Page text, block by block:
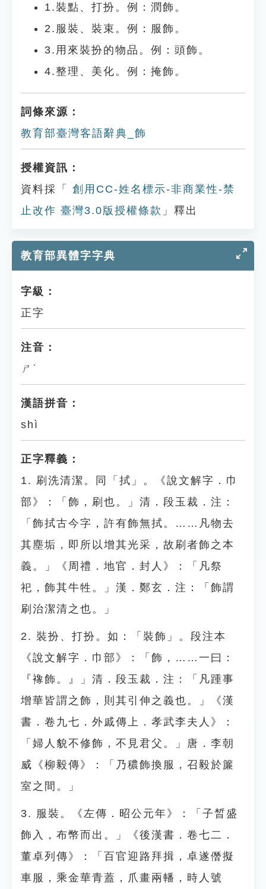
1.裝點、打扮。例：潤飾。
2.服裝、裝束。例：服飾。
3.用來裝扮的物品。例：頭飾。
4.整理、美化。例：掩飾。
詞條來源：
教育部臺灣客語辭典_飾
授權資訊：
資料採「
創用CC-姓名標示-非商業性-禁
止改作 臺灣3.0版授權條款 」釋出
教育部異體字字典
字級：
正字
注音：
ㄕˋ
漢語拼音：
shì
正字釋義：
1. 刷洗清潔。同「拭」。《說文解字．巾
部》：「飾，刷也。」清．段玉裁．注：
「飾拭古今字，許有飾無拭。……凡物去
其塵垢，即所以增其光采，故刷者飾之本
義。」《周禮．地官．封人》：「凡祭
祀，飾其牛牲。」漢．鄭玄．注：「飾謂
刷治潔清之也。」
2. 裝扮、打扮。如：「裝飾」。段注本
《說文解字．巾部》：「飾，……一曰：
『襐飾。』」清．段玉裁．注：「凡踵事
增華皆謂之飾，則其引伸之義也。」《漢
書．卷九七．外戚傳上．孝武李夫人》：
「婦人貌不修飾，不見君父。」唐．李朝
威《柳毅傳》：「乃穠飾換服，召毅於簾
室之間。」
3. 服裝。《左傳．昭公元年》：「子晳盛
飾入，布幣而出。」《後漢書．卷七二．
董卓列傳》：「百官迎路拜揖，卓遂僭擬
車服，乘金華青蓋，爪畫兩轓，時人號